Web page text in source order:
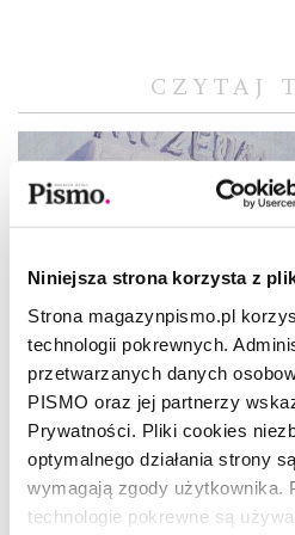
Niniejsza strona korzysta z
Strona magazynpismo.pl
technologii pokrewnych.
przetwarzanych danych
PISMO oraz jej partnerzy
Prywatności. Pliki cookies
optymalnego działania strony
wymagają zgody użytkownika.
technologie pokrewne są
CZYTAJ